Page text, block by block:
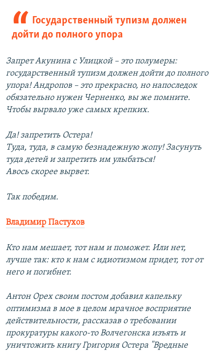
Государственный тупизм должен
дойти до полного упора
Запрет Акунина с Улицкой – это полумеры:
государственный тупизм должен дойти до полного
упора! Андропов – это прекрасно, но напоследок
обязательно нужен Черненко, вы же помните.
Чтобы вырвало уже самых крепких.
Да! запретить Остера!
Туда, туда, в самую безнадежную жопу! Засунуть
туда детей и запретить им улыбаться!
Авось скорее вырвет.
Так победим.
Владимир Пастухов
Кто нам мешает, тот нам и поможет. Или нет,
лучше так: кто к нам с идиотизмом придет, тот от
него и погибнет.
Антон Орех своим постом добавил капельку
оптимизма в мое в целом мрачное восприятие
действительности, рассказав о требовании
прокуратуры какого-то Волчегонска изъять и
уничтожить книгу Григория Остера "Вредные